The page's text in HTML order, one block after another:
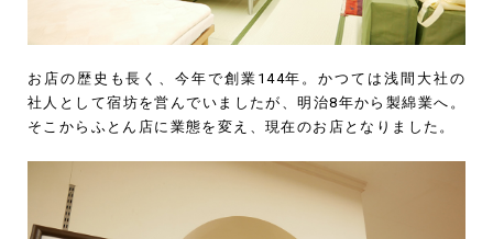
お店の歴史も長く、今年で創業144年。かつては浅間大社の
社人として宿坊を営んでいましたが、明治8年から製綿業へ。
そこからふとん店に業態を変え、現在のお店となりました。